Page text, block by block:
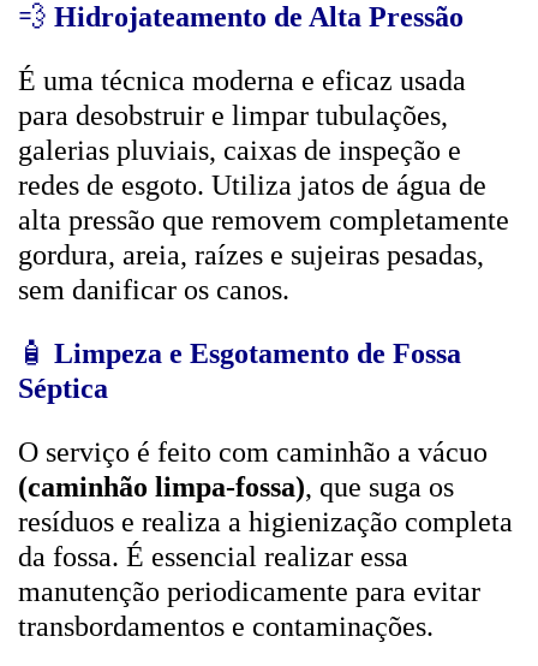
💨 Hidrojateamento de Alta Pressão
É uma técnica moderna e eficaz usada
para desobstruir e limpar tubulações,
galerias pluviais, caixas de inspeção e
redes de esgoto. Utiliza jatos de água de
alta pressão que removem completamente
gordura, areia, raízes e sujeiras pesadas,
sem danificar os canos.
🧴 Limpeza e Esgotamento de Fossa
Séptica
O serviço é feito com caminhão a vácuo
(caminhão limpa-fossa), que suga os
resíduos e realiza a higienização completa
da fossa. É essencial realizar essa
manutenção periodicamente para evitar
transbordamentos e contaminações.